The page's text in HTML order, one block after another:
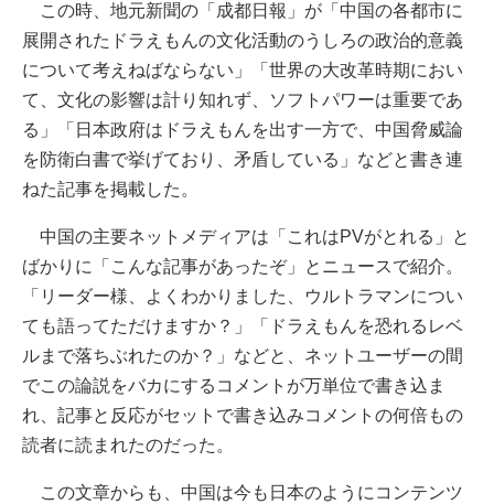
この時、地元新聞の「成都日報」が「中国の各都市に
展開されたドラえもんの文化活動のうしろの政治的意義
について考えねばならない」「世界の大改革時期におい
て、文化の影響は計り知れず、ソフトパワーは重要であ
る」「日本政府はドラえもんを出す一方で、中国脅威論
を防衛白書で挙げており、矛盾している」などと書き連
ねた記事を掲載した。
中国の主要ネットメディアは「これはPVがとれる」と
ばかりに「こんな記事があったぞ」とニュースで紹介。
「リーダー様、よくわかりました、ウルトラマンについ
ても語ってただけますか？」「ドラえもんを恐れるレベ
ルまで落ちぶれたのか？」などと、ネットユーザーの間
でこの論説をバカにするコメントが万単位で書き込ま
れ、記事と反応がセットで書き込みコメントの何倍もの
読者に読まれたのだった。
この文章からも、中国は今も日本のようにコンテンツ